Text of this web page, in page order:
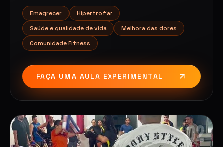
Emagrecer
Hipertrofiar
Saúde e qualidade de vida
Melhora das dores
Comunidade Fitness
FAÇA UMA AULA EXPERIMENTAL
02